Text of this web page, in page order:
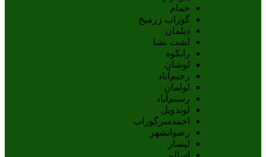
خمام
گوراب زرمیخ
دیلمان
لشت نشا
رانکوه
لوشان
رحیم‌آباد
لولمان
رستم‌آباد
لوندویل
احمدسرگوراب
رضوانشهر
لیسار
اسالم